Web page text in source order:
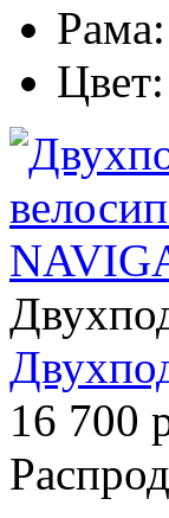
Рама:
Цвет:
16 700